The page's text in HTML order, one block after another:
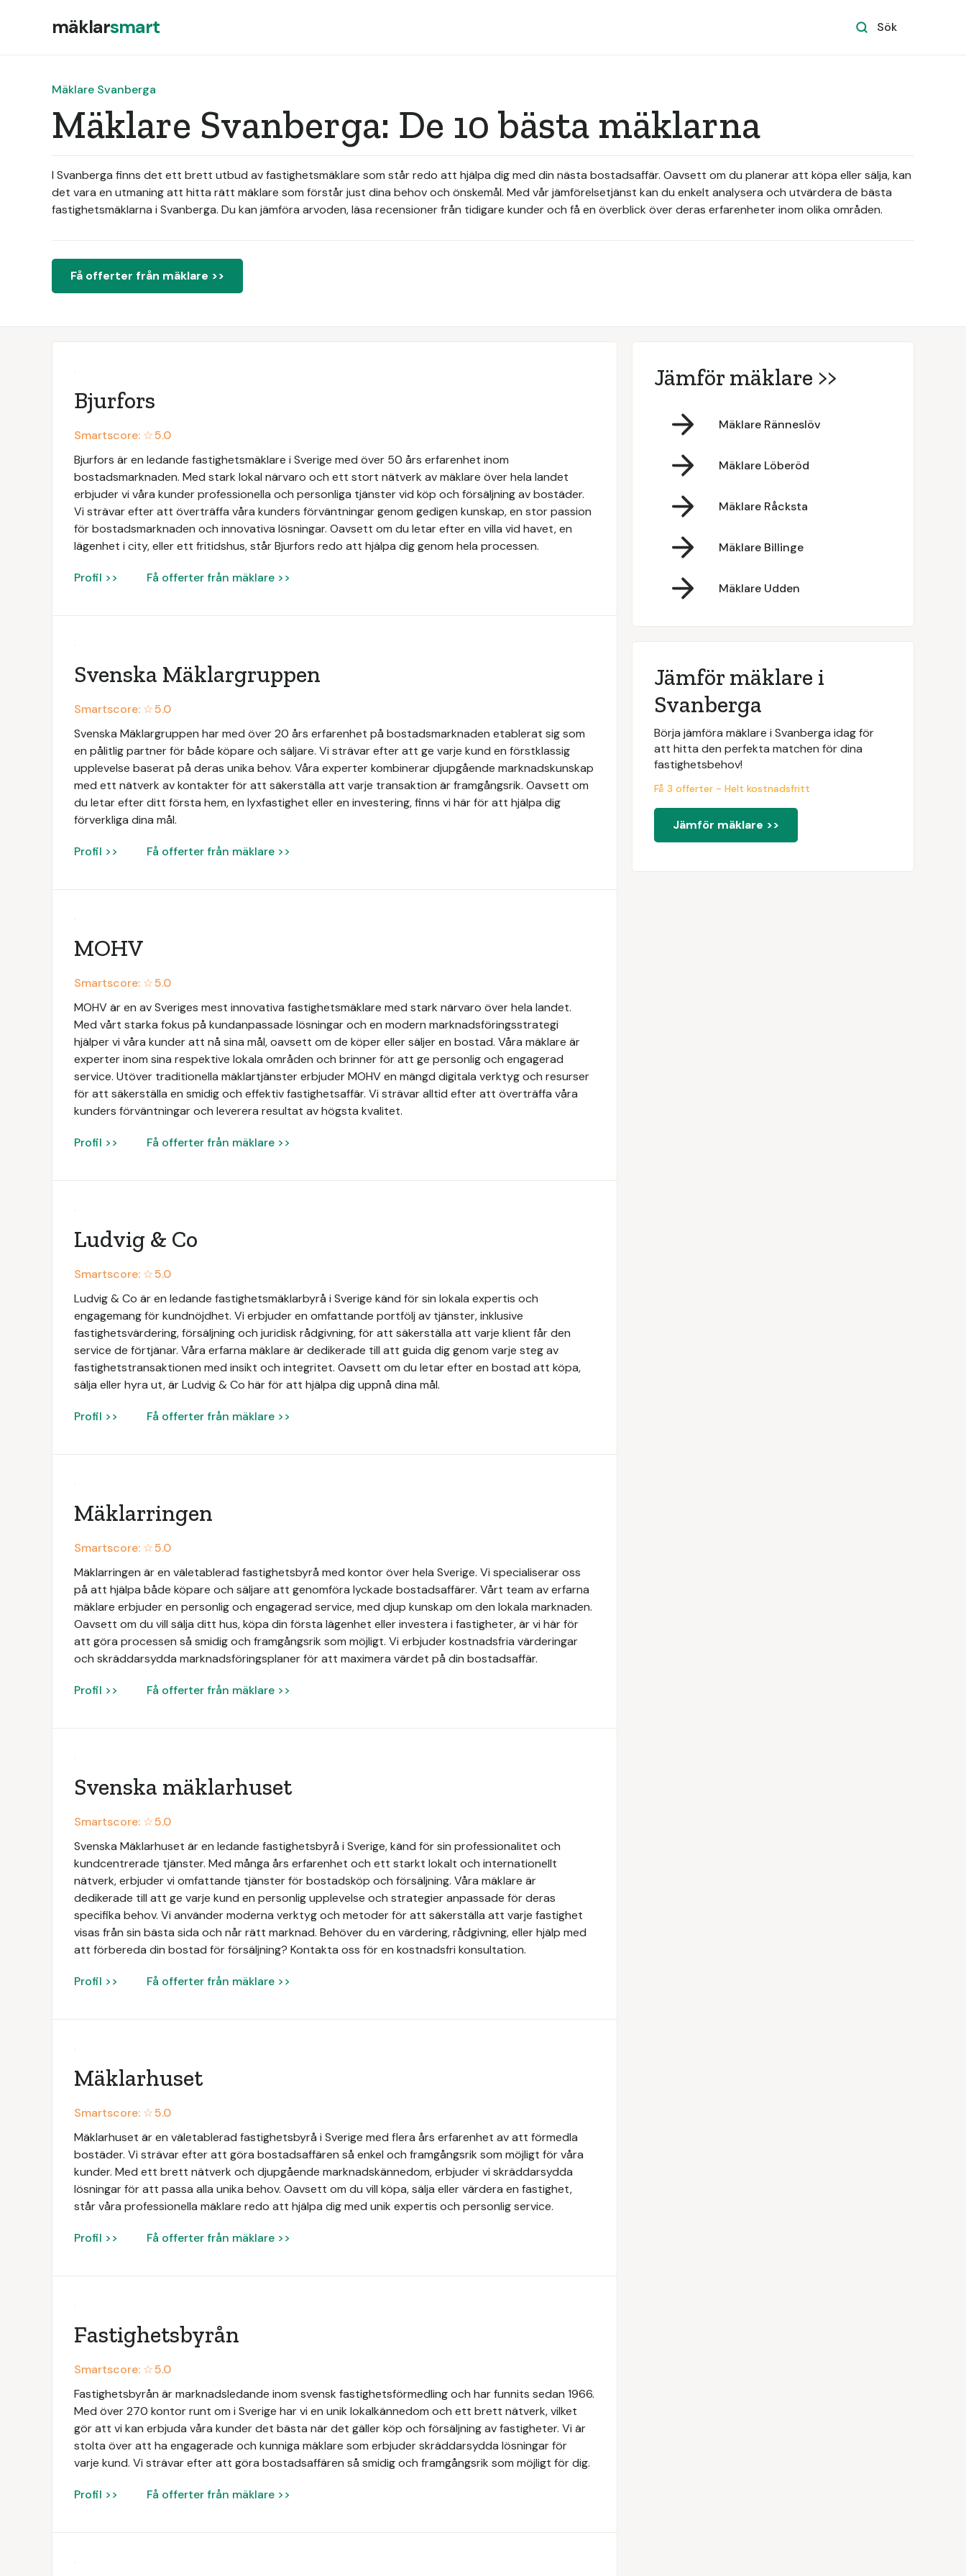
mäklarsmart Sök
Mäklare Svanberga
Mäklare Svanberga: De 10 bästa mäklarna
I Svanberga finns det ett brett utbud av fastighetsmäklare som står redo att hjälpa dig med din nästa bostadsaffär. Oavsett om du planerar att köpa eller sälja, kan
det vara en utmaning att hitta rätt mäklare som förstår just dina behov och önskemål. Med vår jämförelsetjänst kan du enkelt analysera och utvärdera de bästa
fastighetsmäklarna i Svanberga. Du kan jämföra arvoden, läsa recensioner från tidigare kunder och få en överblick över deras erfarenheter inom olika områden.
Få offerter från mäklare >>
Bjurfors
Smartscore: ☆5.0
Bjurfors är en ledande fastighetsmäklare i Sverige med över 50 års erfarenhet inom
bostadsmarknaden. Med stark lokal närvaro och ett stort nätverk av mäklare över hela landet
erbjuder vi våra kunder professionella och personliga tjänster vid köp och försäljning av bostäder.
Vi strävar efter att överträffa våra kunders förväntningar genom gedigen kunskap, en stor passion
för bostadsmarknaden och innovativa lösningar. Oavsett om du letar efter en villa vid havet, en
lägenhet i city, eller ett fritidshus, står Bjurfors redo att hjälpa dig genom hela processen.
Profil >> Få offerter från mäklare >>
Svenska Mäklargruppen
Smartscore: ☆5.0
Svenska Mäklargruppen har med över 20 års erfarenhet på bostadsmarknaden etablerat sig som
en pålitlig partner för både köpare och säljare. Vi strävar efter att ge varje kund en förstklassig
upplevelse baserat på deras unika behov. Våra experter kombinerar djupgående marknadskunskap
med ett nätverk av kontakter för att säkerställa att varje transaktion är framgångsrik. Oavsett om
du letar efter ditt första hem, en lyxfastighet eller en investering, finns vi här för att hjälpa dig
förverkliga dina mål.
Profil >> Få offerter från mäklare >>
MOHV
Smartscore: ☆5.0
MOHV är en av Sveriges mest innovativa fastighetsmäklare med stark närvaro över hela landet.
Med vårt starka fokus på kundanpassade lösningar och en modern marknadsföringsstrategi
hjälper vi våra kunder att nå sina mål, oavsett om de köper eller säljer en bostad. Våra mäklare är
experter inom sina respektive lokala områden och brinner för att ge personlig och engagerad
service. Utöver traditionella mäklartjänster erbjuder MOHV en mängd digitala verktyg och resurser
för att säkerställa en smidig och effektiv fastighetsaffär. Vi strävar alltid efter att överträffa våra
kunders förväntningar och leverera resultat av högsta kvalitet.
Profil >> Få offerter från mäklare >>
Ludvig & Co
Smartscore: ☆5.0
Ludvig & Co är en ledande fastighetsmäklarbyrå i Sverige känd för sin lokala expertis och
engagemang för kundnöjdhet. Vi erbjuder en omfattande portfölj av tjänster, inklusive
fastighetsvärdering, försäljning och juridisk rådgivning, för att säkerställa att varje klient får den
service de förtjänar. Våra erfarna mäklare är dedikerade till att guida dig genom varje steg av
fastighetstransaktionen med insikt och integritet. Oavsett om du letar efter en bostad att köpa,
sälja eller hyra ut, är Ludvig & Co här för att hjälpa dig uppnå dina mål.
Profil >> Få offerter från mäklare >>
Mäklarringen
Smartscore: ☆5.0
Mäklarringen är en väletablerad fastighetsbyrå med kontor över hela Sverige. Vi specialiserar oss
på att hjälpa både köpare och säljare att genomföra lyckade bostadsaffärer. Vårt team av erfarna
mäklare erbjuder en personlig och engagerad service, med djup kunskap om den lokala marknaden.
Oavsett om du vill sälja ditt hus, köpa din första lägenhet eller investera i fastigheter, är vi här för
att göra processen så smidig och framgångsrik som möjligt. Vi erbjuder kostnadsfria värderingar
och skräddarsydda marknadsföringsplaner för att maximera värdet på din bostadsaffär.
Profil >> Få offerter från mäklare >>
Svenska mäklarhuset
Smartscore: ☆5.0
Svenska Mäklarhuset är en ledande fastighetsbyrå i Sverige, känd för sin professionalitet och
kundcentrerade tjänster. Med många års erfarenhet och ett starkt lokalt och internationellt
nätverk, erbjuder vi omfattande tjänster för bostadsköp och försäljning. Våra mäklare är
dedikerade till att ge varje kund en personlig upplevelse och strategier anpassade för deras
specifika behov. Vi använder moderna verktyg och metoder för att säkerställa att varje fastighet
visas från sin bästa sida och når rätt marknad. Behöver du en värdering, rådgivning, eller hjälp med
att förbereda din bostad för försäljning? Kontakta oss för en kostnadsfri konsultation.
Profil >> Få offerter från mäklare >>
Mäklarhuset
Smartscore: ☆5.0
Mäklarhuset är en väletablerad fastighetsbyrå i Sverige med flera års erfarenhet av att förmedla
bostäder. Vi strävar efter att göra bostadsaffären så enkel och framgångsrik som möjligt för våra
kunder. Med ett brett nätverk och djupgående marknadskännedom, erbjuder vi skräddarsydda
lösningar för att passa alla unika behov. Oavsett om du vill köpa, sälja eller värdera en fastighet,
står våra professionella mäklare redo att hjälpa dig med unik expertis och personlig service.
Profil >> Få offerter från mäklare >>
Fastighetsbyrån
Smartscore: ☆5.0
Fastighetsbyrån är marknadsledande inom svensk fastighetsförmedling och har funnits sedan 1966.
Med över 270 kontor runt om i Sverige har vi en unik lokalkännedom och ett brett nätverk, vilket
gör att vi kan erbjuda våra kunder det bästa när det gäller köp och försäljning av fastigheter. Vi är
stolta över att ha engagerade och kunniga mäklare som erbjuder skräddarsydda lösningar för
varje kund. Vi strävar efter att göra bostadsaffären så smidig och framgångsrik som möjligt för dig.
Profil >> Få offerter från mäklare >>
Jämför mäklare >>
Mäklare Ränneslöv
Mäklare Löberöd
Mäklare Råcksta
Mäklare Billinge
Mäklare Udden
Jämför mäklare i
Svanberga
Börja jämföra mäklare i Svanberga idag för
att hitta den perfekta matchen för dina
fastighetsbehov!
Få 3 offerter - Helt kostnadsfritt
Jämför mäklare >>